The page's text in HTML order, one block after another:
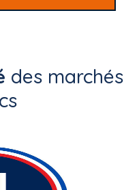
des marchés